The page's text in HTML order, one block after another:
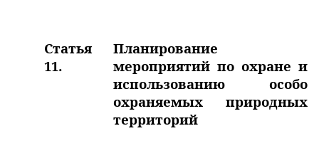
Статья
11.
Планирование
мероприятий по охране и
использованию особо
охраняемых природных
территорий